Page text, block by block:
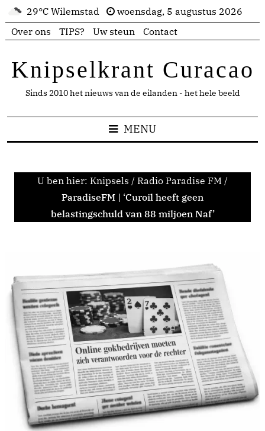
29°C Wilemstad
woensdag, 5 augustus 2026
Over ons
TIPS? Uw steun Contact
Knipselkrant Curacao
Sinds 2010 het nieuws van de eilanden - het hele beeld
MENU
U ben hier: Knipsels / Radio Paradise FM /
ParadiseFM | ‘Curoil heeft geen
belastingschuld van 88 miljoen Naf’